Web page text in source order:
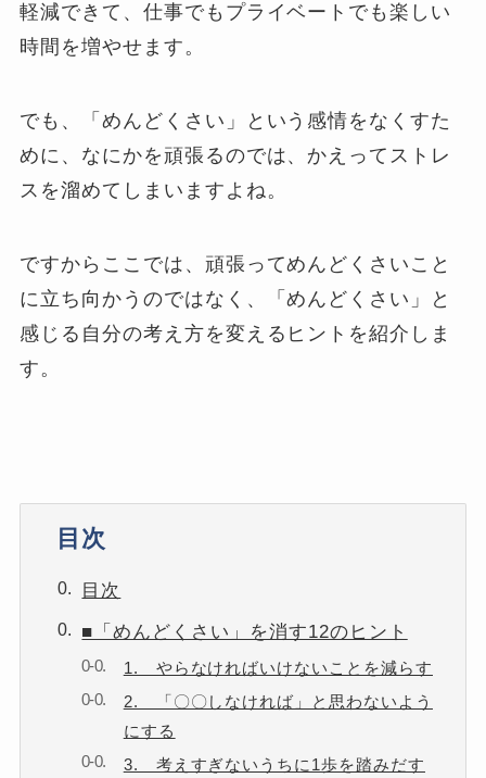
軽減できて、仕事でもプライベートでも楽しい
時間を増やせます。
でも、「めんどくさい」という感情をなくすた
めに、なにかを頑張るのでは、かえってストレ
スを溜めてしまいますよね。
ですからここでは、頑張ってめんどくさいこと
に立ち向かうのではなく、「めんどくさい」と
感じる自分の考え方を変えるヒントを紹介しま
す。
目次
目次
■「めんどくさい」を消す12のヒント
1. やらなければいけないことを減らす
2. 「〇〇しなければ」と思わないよう
にする
3. 考えすぎないうちに1歩を踏みだす